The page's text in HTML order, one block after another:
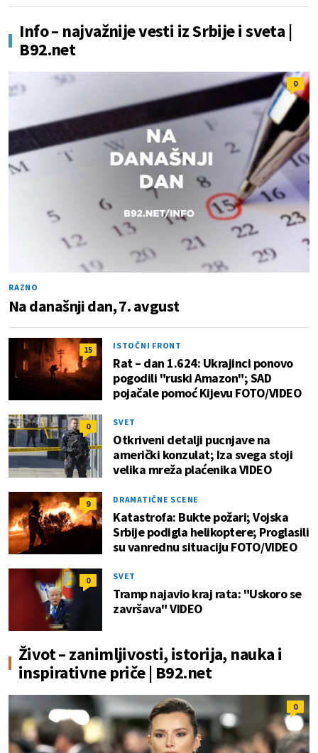
Info – najvažnije vesti iz Srbije i sveta |
B92.net
0
RAZNO
Na današnji dan, 7. avgust
15 ISTOČNI FRONT
Rat – dan 1.624: Ukrajinci ponovo
pogodili "ruski Amazon"; SAD
pojačale pomoć Kijevu FOTO/VIDEO
0 SVET
Otkriveni detalji pucnjave na
američki konzulat; Iza svega stoji
velika mreža plaćenika VIDEO
9 DRAMATIČNE SCENE
Katastrofa: Bukte požari; Vojska
Srbije podigla helikoptere; Proglasili
su vanrednu situaciju FOTO/VIDEO
0 SVET
Tramp najavio kraj rata: "Uskoro se
završava" VIDEO
Život – zanimljivosti, istorija, nauka i
inspirativne priče | B92.net
0